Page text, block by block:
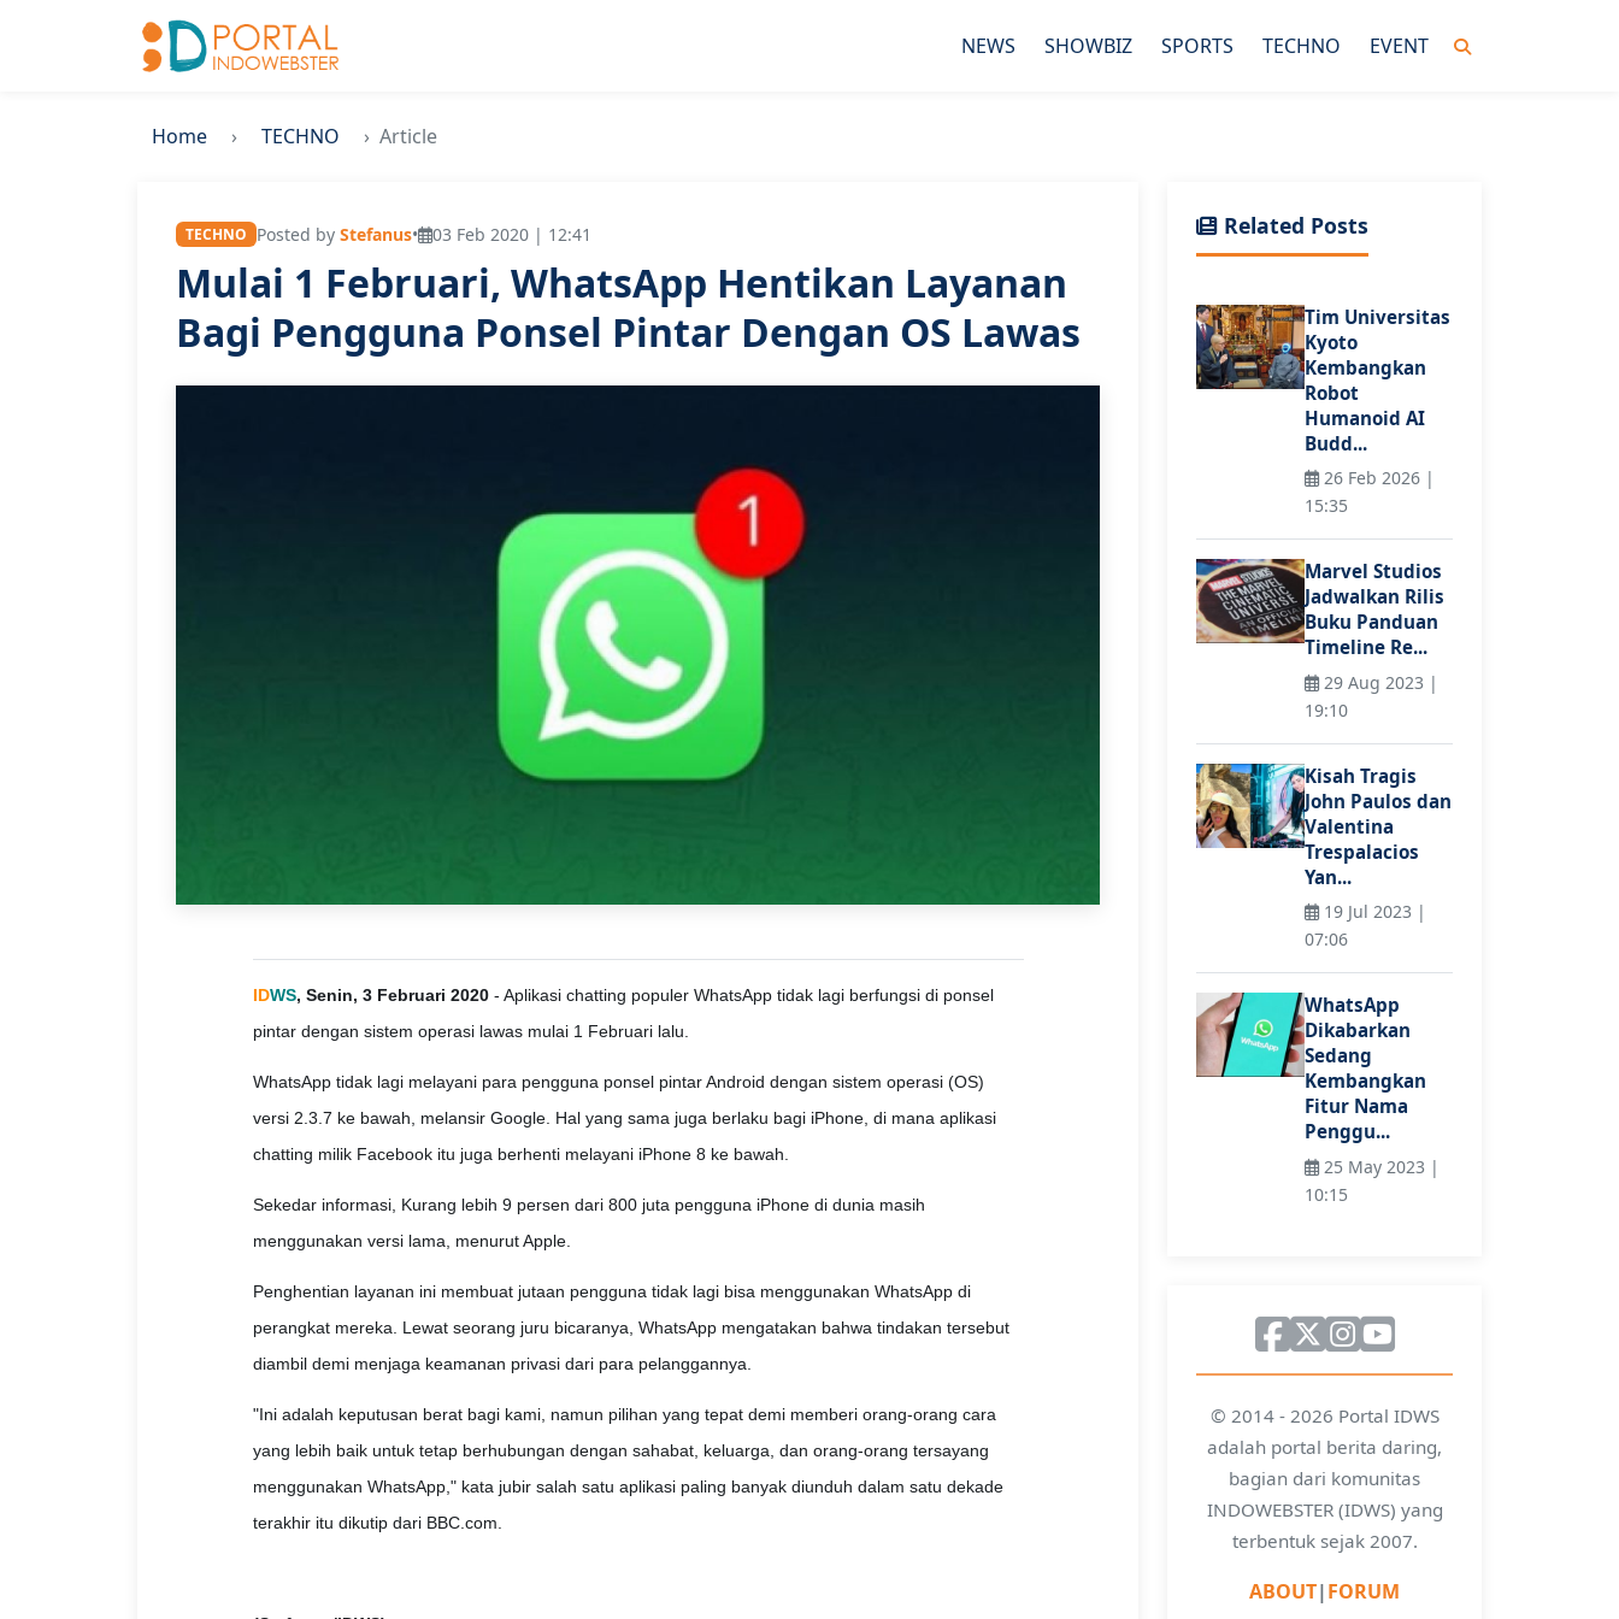
NEWS SHOWBIZ SPORTS TECHNO EVENT
Home TECHNO Article
TECHNO Posted by Stefanus• 03 Feb 2020 | 12:41
Mulai 1 Februari, WhatsApp Hentikan Layanan
Bagi Pengguna Ponsel Pintar Dengan OS Lawas
IDWS, Senin, 3 Februari 2020- Aplikasi chatting populer WhatsApp tidak lagi berfungsi di ponsel
pintar dengan sistem operasi lawas mulai 1 Februari lalu.
WhatsApp tidak lagi melayani para pengguna ponsel pintar Android dengan sistem operasi (OS)
versi 2.3.7 ke bawah, melansir Google. Hal yang sama juga berlaku bagi iPhone, di mana aplikasi
chatting milik Facebook itu juga berhenti melayani iPhone 8 ke bawah.
Sekedar informasi, Kurang lebih 9 persen dari 800 juta pengguna iPhone di dunia masih
menggunakan versi lama, menurut Apple.
Penghentian layanan ini membuat jutaan pengguna tidak lagi bisa menggunakan WhatsApp di
perangkat mereka. Lewat seorang juru bicaranya, WhatsApp mengatakan bahwa tindakan tersebut
diambil demi menjaga keamanan privasi dari para pelanggannya.
"Ini adalah keputusan berat bagi kami, namun pilihan yang tepat demi memberi orang-orang cara
yang lebih baik untuk tetap berhubungan dengan sahabat, keluarga, dan orang-orang tersayang
menggunakan WhatsApp," kata jubir salah satu aplikasi paling banyak diunduh dalam satu dekade
terakhir itu dikutip dari BBC.com.
Related Posts
Tim Universitas
Kyoto
Kembangkan
Robot
Humanoid AI
Budd...
26 Feb 2026 |
15:35
Marvel Studios
Jadwalkan Rilis
Buku Panduan
Timeline Re...
29 Aug 2023 |
19:10
Kisah Tragis
John Paulos dan
Valentina
Trespalacios
Yan...
19 Jul 2023 |
07:06
WhatsApp
Dikabarkan
Sedang
Kembangkan
Fitur Nama
Penggu...
25 May 2023 |
10:15
© 2014 - 2026 Portal IDWS
adalah portal berita daring,
bagian dari komunitas
INDOWEBSTER (IDWS) yang
terbentuk sejak 2007.
ABOUT|FORUM